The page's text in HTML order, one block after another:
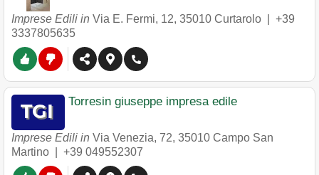
Imprese Edili in Via E. Fermi, 12, 35010 Curtarolo
+39
3337805635
Torresin giuseppe impresa edile
Imprese Edili in Via Venezia, 72, 35010 Campo San
Martino
+39 049552307